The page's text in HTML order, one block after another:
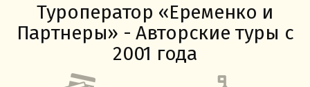
Туроператор «Еременко и
Партнеры» - Авторские туры с
2001 года